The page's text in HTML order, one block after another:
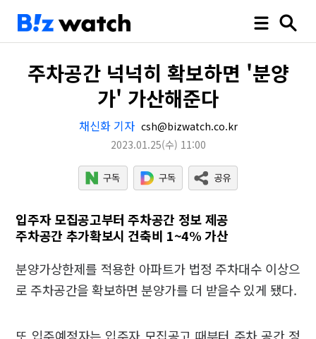
주차공간 넉넉히 확보하면 '분양
가' 가산해준다
채신화 기자 csh@bizwatch.co.kr
2023.01.25(수) 11:00
입주자 모집공고부터 주차공간 정보 제공
주차공간 추가확보시 건축비 1~4% 가산
분양가상한제를 적용한 아파트가 법정 주차대수 이상으
로 주차공간을 확보하면 분양가를 더 받을수 있게 됐다.